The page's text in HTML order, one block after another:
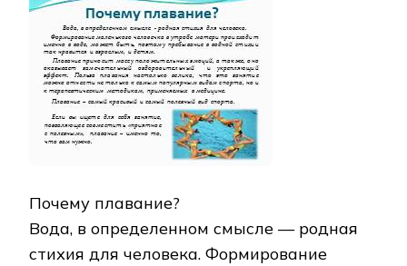
Почему плавание?
Вода, в определенном смысле — родная
стихия для человека. Формирование